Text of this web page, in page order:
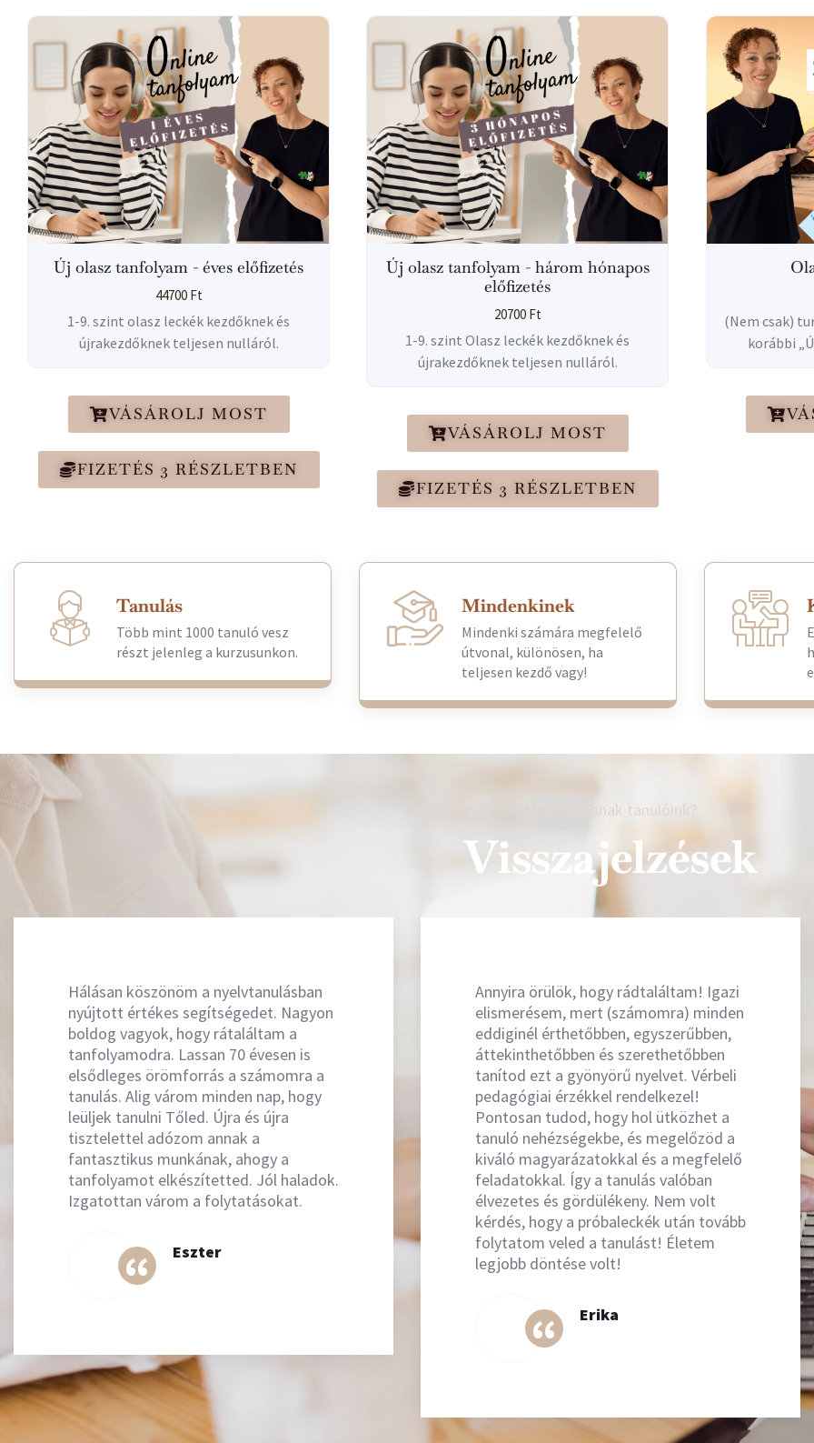
Új olasz tanfolyam - éves előfizetés
44700 Ft
1-9. szint olasz leckék kezdőknek és
újrakezdőknek teljesen nulláról.
VÁSÁROLJ MOST
FIZETÉS 3 RÉSZLETBEN
Új olasz tanfolyam - három hónapos
előfizetés
20700 Ft
1-9. szint Olasz leckék kezdőknek és
újrakezdőknek teljesen nulláról.
VÁSÁROLJ MOST
FIZETÉS 3 RÉSZLETBEN
(Nem csak)
korábbi
Tanulás
Több mint 1000 tanuló vesz
részt jelenleg a kurzusunkon.
Mindenkinek
Mindenki számára megfelelő
útvonal, különösen, ha
teljesen kezdő vagy!
Mit mondanak tanulóink?
Visszajelzések
Hálásan köszönöm a nyelvtanulásban
nyújtott értékes segítségedet. Nagyon
boldog vagyok, hogy rátaláltam a
tanfolyamodra. Lassan 70 évesen is
elsődleges örömforrás a számomra a
tanulás. Alig várom minden nap, hogy
leüljek tanulni Tőled. Újra és újra
tisztelettel adózom annak a
fantasztikus munkának, ahogy a
tanfolyamot elkészítetted. Jól haladok.
Izgatottan várom a folytatásokat.
“ Eszter
Annyira örülök, hogy rádtaláltam! Igazi
elismerésem, mert (számomra) minden
eddiginél érthetőbben, egyszerűbben,
áttekinthetőbben és szerethetőbben
tanítod ezt a gyönyörű nyelvet. Vérbeli
pedagógiai érzékkel rendelkezel!
Pontosan tudod, hogy hol ütközhet a
tanuló nehézségekbe, és megelőzöd a
kiváló magyarázatokkal és a megfelelő
feladatokkal. Így a tanulás valóban
élvezetes és gördülékeny. Nem volt
kérdés, hogy a próbaleckék után tovább
folytatom veled a tanulást! Életem
legjobb döntése volt!
“ Erika